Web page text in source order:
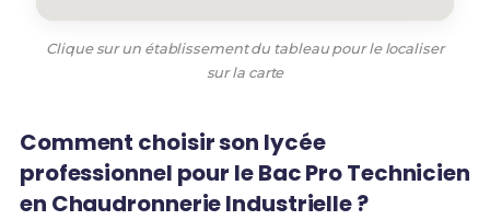
Clique sur un établissement du tableau pour le localiser
sur la carte
Comment choisir son lycée
professionnel pour le Bac Pro Technicien
en Chaudronnerie Industrielle ?